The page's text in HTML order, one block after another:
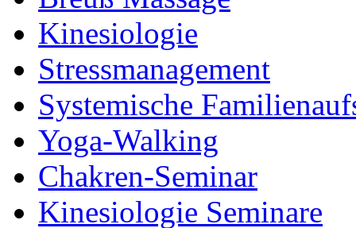
Kinesiologie
Stressmanagement
Systemische
Yoga-Walking
Chakren-Seminar
Kinesiologie Seminare